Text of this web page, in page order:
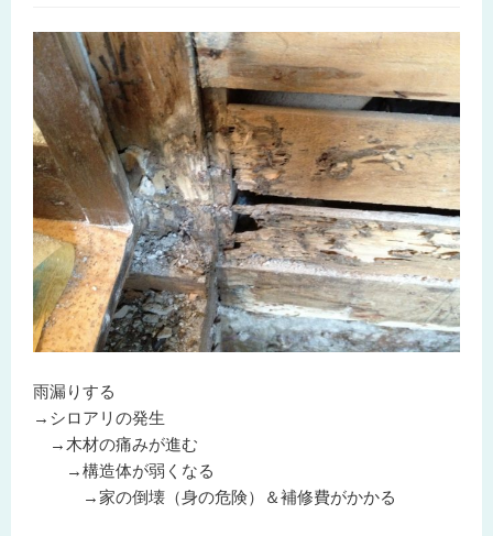
雨漏りする
→シロアリの発生
→木材の痛みが進む
→構造体が弱くなる
→家の倒壊（身の危険）＆補修費がかかる